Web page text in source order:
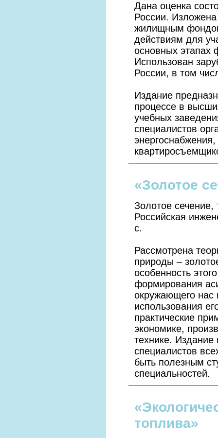
Дана оценка
России.
жилищным
действиям для
основных этапах
Использован
России, в том
Издание
процессе в
учебных
специалистов
«Золотое
Золотое сечение,
Российская
с.
Рассмотрена
природы –
особенность
формирования
окружающего
использования
практические
экономике,
технике. Издание
специалистов
быть полезным
специальностей.
топлива»